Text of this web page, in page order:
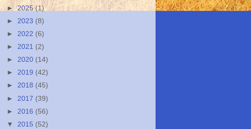
►2025(1)
► 2023 (8)
► 2022 (6)
► 2021 (2)
► 2020 (14)
► 2019 (42)
► 2018 (45)
► 2017 (39)
► 2016 (56)
▼ 2015 (52)